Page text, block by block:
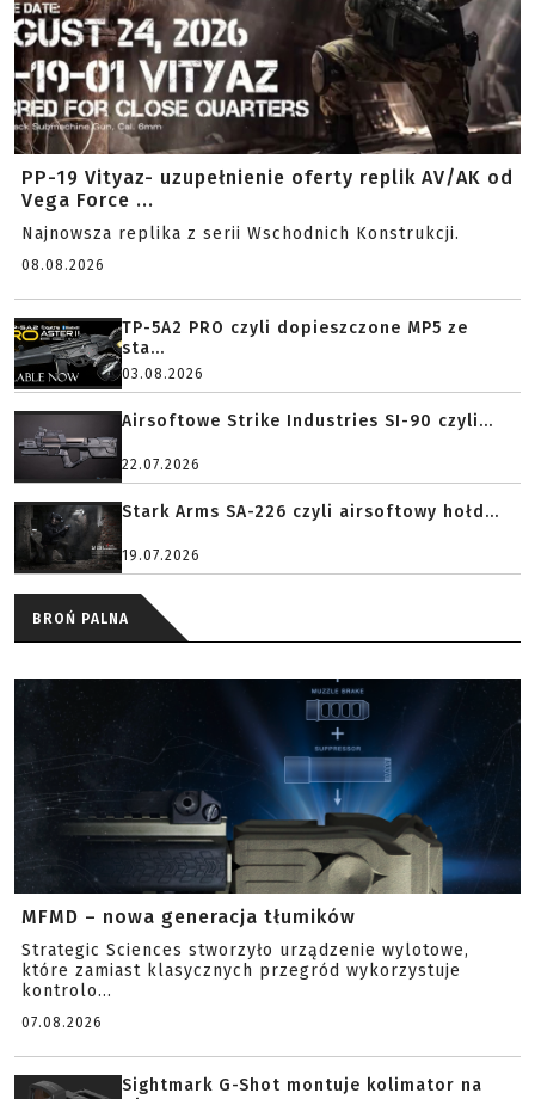
PP-19 Vityaz- uzupełnienie oferty replik AV/AK od
Vega Force ...
Najnowsza replika z serii Wschodnich Konstrukcji.
08.08.2026
TP-5A2 PRO czyli dopieszczone MP5 ze
sta...
03.08.2026
Airsoftowe Strike Industries SI-90 czyli...
22.07.2026
Stark Arms SA-226 czyli airsoftowy hołd...
19.07.2026
BROŃ PALNA
MFMD – nowa generacja tłumików
Strategic Sciences stworzyło urządzenie wylotowe,
które zamiast klasycznych przegród wykorzystuje
kontrolo...
07.08.2026
Sightmark G-Shot montuje kolimator na